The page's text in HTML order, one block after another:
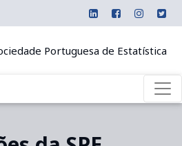
Portuguesa de Estatística